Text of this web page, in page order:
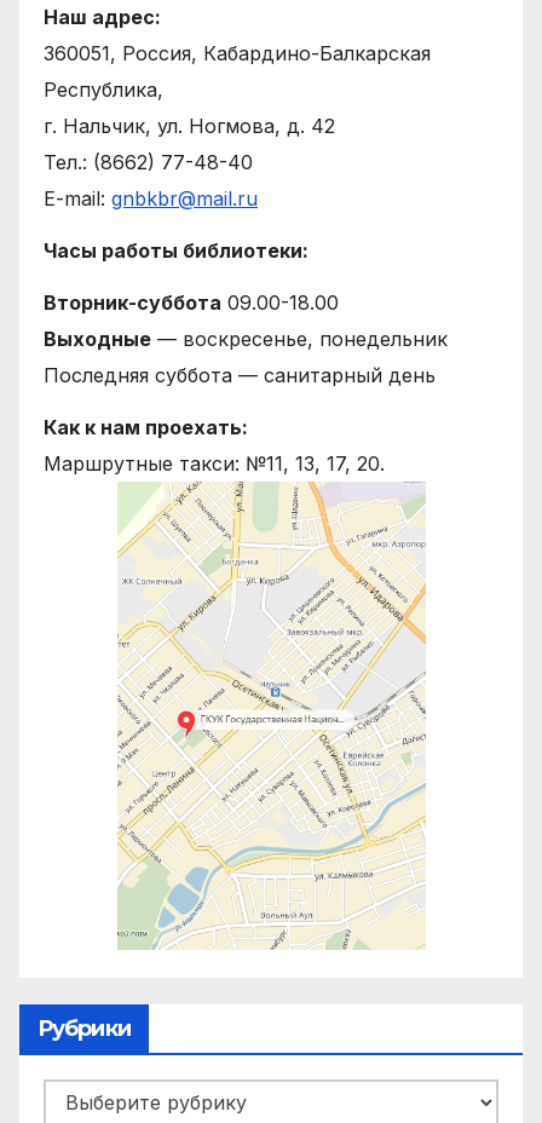
Наш адрес:
360051, Россия, Кабардино-Балкарская
Республика,
г. Нальчик, ул. Ногмова, д. 42
Тел.: (8662) 77-48-40
E-mail: gnbkbr@mail.ru
Часы работы библиотеки:
Вторник-суббота 09.00-18.00
Выходные — воскресенье, понедельник
Последняя суббота — санитарный день
Как к нам проехать:
Маршрутные такси: №11, 13, 17, 20.
Рубрики
Рубрики